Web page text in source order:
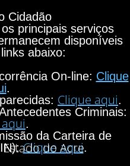
Cidadão
principais serviços
disponíveis
abaixo:
On-line: Clique
.
Clique aqui.
Criminais:
.
da Carteira de
Clique aqui.
do Acre